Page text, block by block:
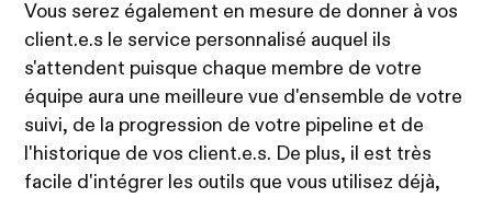
Vous serez également en mesure de donner à vos
client.e.s le service personnalisé auquel ils
s'attendent puisque chaque membre de votre
équipe aura une meilleure vue d'ensemble de votre
suivi, de la progression de votre pipeline et de
l'historique de vos client.e.s. De plus, il est très
facile d'intégrer les outils que vous utilisez déjà,